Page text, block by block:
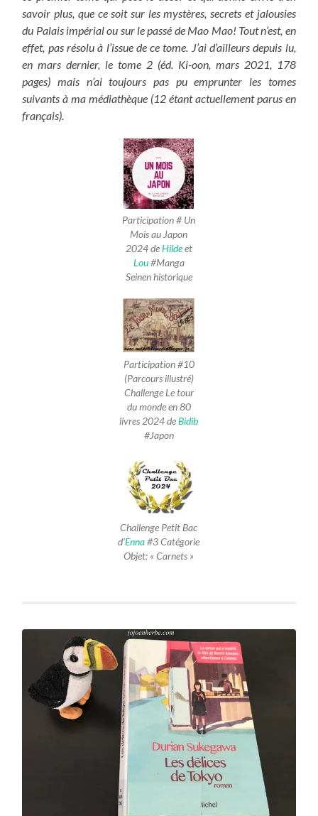
savoir plus, que ce soit sur les mystères, secrets et jalousies
du Palais impérial ou sur le passé de Mao Mao! Tout n’est, en
effet, pas résolu à l’issue de ce tome. J’ai d’ailleurs depuis lu,
en mars dernier, le tome 2 (éd. Ki-oon, mars 2021, 178
pages) mais n’ai toujours pas pu emprunter les tomes
suivants à ma médiathèque (12 étant actuellement parus en
français).
Participation # Un
Mois au Japon
2024 deHildeet
Lou#Manga
Seinen historique
Participation #10
(Parcours illustré)
Challenge Le tour
du monde en 80
livres 2024 deBidib
#Japon
Challenge Petit Bac
d’Enna#3 Catégorie
Objet: « Carnets »